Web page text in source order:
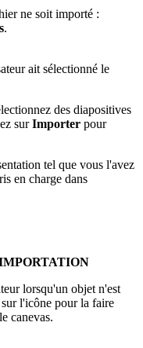
ne soit importé :
.
ait sélectionné le
des diapositives
surImporter pour
tel que vous l'avez
en charge dans
lorsqu'un objet n'est
l'icône pour la faire
canevas.